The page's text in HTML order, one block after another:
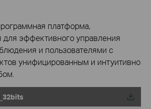
платформа,
для эффективного управления
и пользователями с
унифицированным и интуитивно